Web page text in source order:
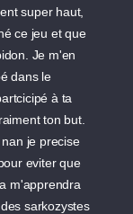
super haut,
ce jeu et que
Je m'en
dans le
à ta
ton but.
je precise
eviter que
m'apprendra
sarkozystes